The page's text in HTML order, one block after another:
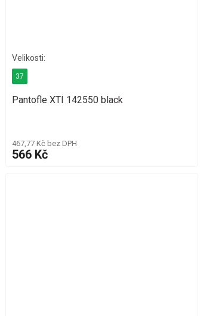
Pantofle XTI 142550 black
467,77 Kč bez DPH
566 Kč
37